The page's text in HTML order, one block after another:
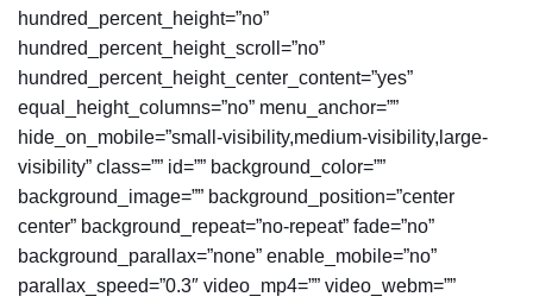
hundred_percent_height=”no”
hundred_percent_height_scroll=”no”
hundred_percent_height_center_content=”yes”
equal_height_columns=”no” menu_anchor=””
hide_on_mobile=”small-visibility,medium-visibility,large-
visibility” class=”” id=”” background_color=””
background_image=”” background_position=”center
center” background_repeat=”no-repeat” fade=”no”
background_parallax=”none” enable_mobile=”no”
parallax_speed=”0.3″ video_mp4=”” video_webm=””